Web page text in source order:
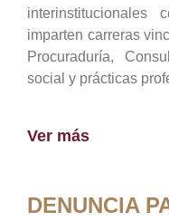
imparten carreras
Procuraduría,
social y prácticas
Ver más
DENUNCIA